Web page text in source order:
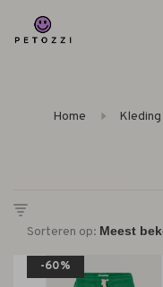
Home Kleding
Sorteren op:
-60%